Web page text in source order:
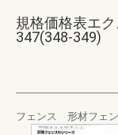
規格価格表エ
347(348-349)
フェンス 形材フェ